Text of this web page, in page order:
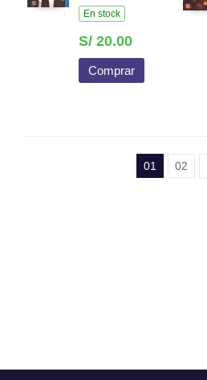
En stock
S/ 20.00
Comprar
01 02